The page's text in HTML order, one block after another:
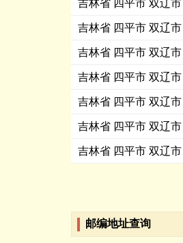
吉林省 四平市 双辽
吉林省 四平市 双辽
吉林省 四平市 双辽
吉林省 四平市 双辽
吉林省 四平市 双辽
吉林省 四平市 双辽
吉林省 四平市 双辽
邮编地址查询